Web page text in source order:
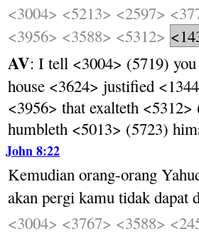
<3004> <5213> <2597>
<3956> <3588> <5312>
AV: I tell <3004> (5719)
house <3624> justified
<3956> that exalteth
humbleth <5013> (5723)
John 8:22
Kemudian orang-orang
akan pergi kamu tidak dapat
<3004> <3767> <3588>